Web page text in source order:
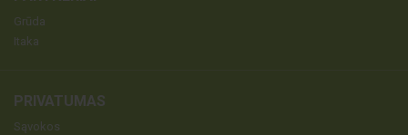
Grūda
Itaka
PRIVATUMAS
Sąvokos